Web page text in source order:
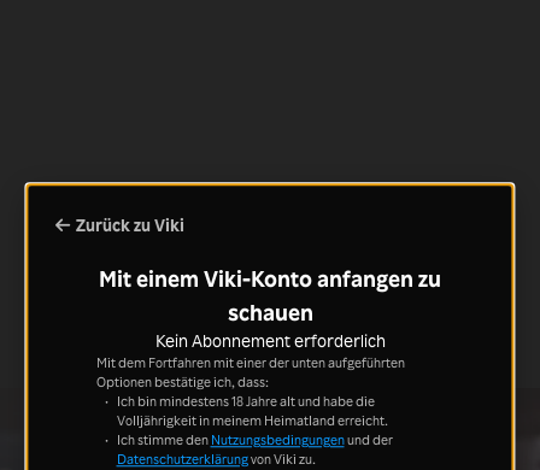
Zurück zu Viki
Mit einem Viki-Konto anfangen zu
schauen
Kein Abonnement erforderlich
Mit dem Fortfahren mit einer der unten aufgeführten
Optionen bestätige ich, dass:
Ich bin mindestens 18 Jahre alt und habe die
Volljährigkeit in meinem Heimatland erreicht.
Ich stimme den Nutzungsbedingungenund der
Datenschutzerklärungvon Viki zu.